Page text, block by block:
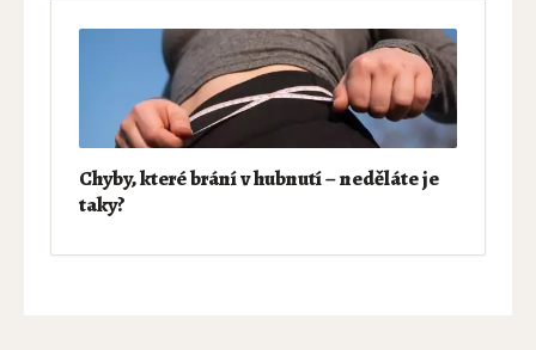
Chyby, které brání v hubnutí – neděláte je
taky?